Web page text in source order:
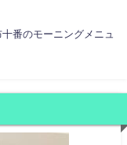
番のモーニングメニュ